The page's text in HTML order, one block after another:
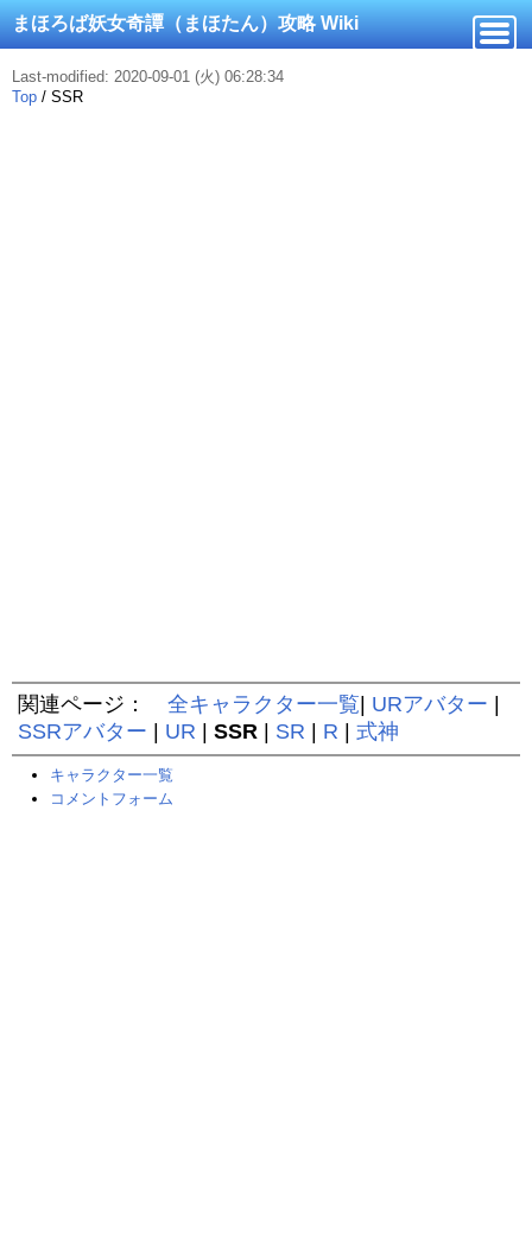
まほろば妖女奇譚（まほたん）攻略 Wiki
Last-modified: 2020-09-01 (火) 06:28:34
Top / SSR
関連ページ： 全キャラクター一覧 URアバター
SSRアバター
UR SSR SR R 式神
キャラクター一覧
コメントフォーム